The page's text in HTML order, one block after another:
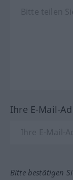
Ihre E-Mail-
Bitte bestätigen